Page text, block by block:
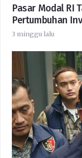
Pasar Modal RI
Pertumbuhan
3 minggu lalu